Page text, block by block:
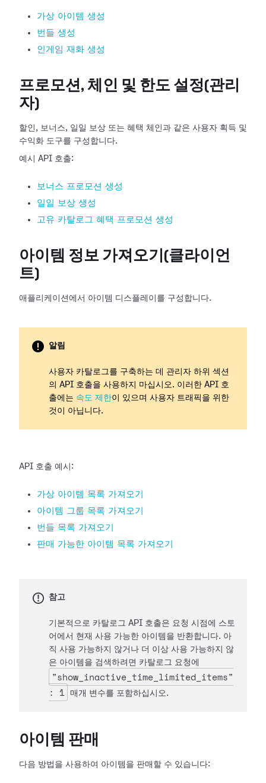
가상 아이템 생성
번들 생성
인게임 재화 생성
프로모션, 체인 및 한도 설정(관리
자)
할인, 보너스, 일일 보상 또는 혜택 체인과 같은 사용자 획득 및
수익화 도구를 구성합니다.
예시 API 호출:
보너스 프로모션 생성
일일 보상 생성
고유 카탈로그 혜택 프로모션 생성
아이템 정보 가져오기(클라이언
트)
애플리케이션에서 아이템 디스플레이를 구성합니다.
알림
사용자 카탈로그를 구축하는 데 관리자 하위 섹션
의 API 호출을 사용하지 마십시오. 이러한 API 호
출에는 속도 제한이 있으며 사용자 트래픽을 위한
것이 아닙니다.
API 호출 예시:
가상 아이템 목록 가져오기
아이템 그룹 목록 가져오기
번들 목록 가져오기
판매 가능한 아이템 목록 가져오기
참고
기본적으로 카탈로그 API 호출은 요청 시점에 스토
어에서 현재 사용 가능한 아이템을 반환합니다. 아
직 사용 가능하지 않거나 더 이상 사용 가능하지 않
은 아이템을 검색하려면 카탈로그 요청에
"show_inactive_time_limited_items"
: 1
매개 변수를 포함하십시오.
아이템 판매
다음 방법을 사용하여 아이템을 판매할 수 있습니다: